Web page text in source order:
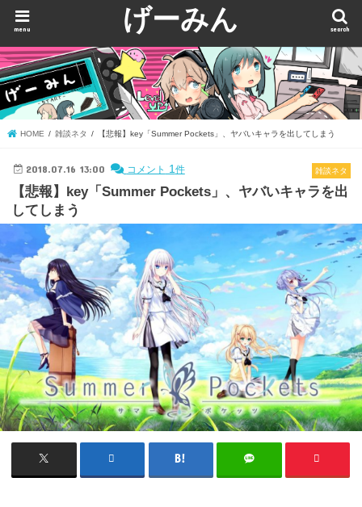
げーみん search
menu
HOME 雑談ネタ 【悲報】key「Summer Pockets」、ヤバいキャラを出してしまう
雑談ネタ
2018.07.16 13:00 コメント 1 件
【悲報】key「Summer Pockets」、ヤバいキャラを出
してしまう